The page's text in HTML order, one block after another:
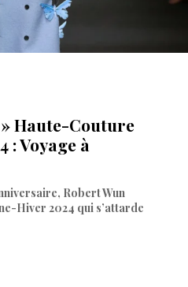
Haute-Couture
: Voyage à
Robert Wun
Hiver 2024 qui s’attarde